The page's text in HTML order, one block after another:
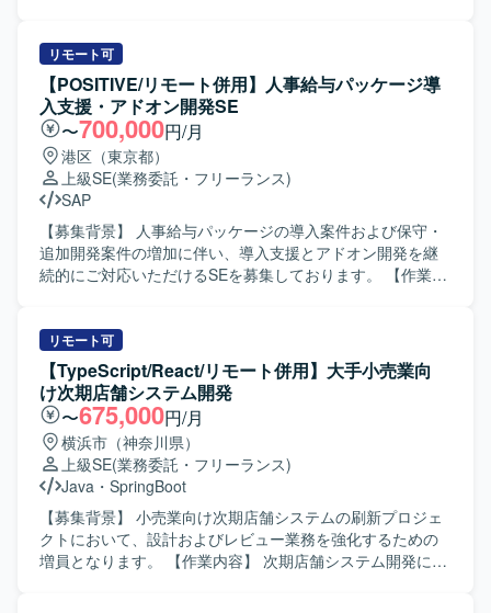
らのお問い合わせ対応や、システムに関する不具合・仕様
確認などの問い合わせに対する調査・回答、ならびにお客
様のご要望に応じたプログラム改修対応を行っていただき
ます。また、既存機能の変更や軽微な追加開発など、パッ
ケージ特性を踏まえた保守開発もご担当いただきます。
【求める人物像】 お客様と円滑にコミュニケーションを取
りながら、問い合わせ内容を正確に把握し、粘り強く調
査・対応いただける方を求めております。mcframe7販売ま
たは生産管理領域の知見を活かしつつ、パッケージ仕様を
踏まえた提案や改善を前向きに検討いただける方にマッチ
する環境です。 【ポジションの魅力】 mcframe7販売・生
す。問い合わせ対応からプログラム改修まで一貫して関わ
ることで、上流から下流までの業務フロー理解を深めなが
ら、長期的にスキルアップできるポジションです。 【開発
環境】 mcframe7販売・生産管理パッケージを中心とした環
境で、Oracleデータベースを利用したシステム構成となっ
ております。既存システムの保守を前提に、パッケージ標
準機能と個別改修部分を意識した開発・調査を行っていた
だきます。
リモート可
【POSITIVE/リモート併用】人事給与パッケージ導
入支援・アドオン開発SE
〜700,000円/月
港区（東京都）
上級SE(業務委託・フリーランス)
SAP
【募集背景】 人事給与パッケージの導入案件および保守・
追加開発案件の増加に伴い、導入支援とアドオン開発を継
続的にご対応いただけるSEを募集しております。 【作業内
ます。また、導入後の保守対応やリピート対応、要望に応
じたアドオン開発を行っていただきます。案件に応じて、
要件定義から設計・開発・テストまで一連の工程のいずれ
かをご担当いただきます。 【求める人物像】 人事給与領域
の業務やシステムに関心を持ち、ユーザーの業務を理解し
ながら柔軟に対応いただける方を求めております。パッケ
ージ特性を踏まえた提案や改善に主体的に取り組める方で
すと望ましいです。 【ポジションの魅力】 大規模人事給与
パッケージの導入・保守・アドオン開発に継続的に携わる
ことで、業務知見と技術スキルの双方を高めることができ
ます。要件定義から開発・テストまで幅広い工程を経験で
リモート可
【TypeScript/React/リモート併用】大手小売業向
け次期店舗システム開発
〜675,000円/月
横浜市（神奈川県）
上級SE(業務委託・フリーランス)
Java ・ SpringBoot
【募集背景】 小売業向け次期店舗システムの刷新プロジェ
クトにおいて、設計およびレビュー業務を強化するための
増員となります。 【作業内容】 次期店舗システム開発にお